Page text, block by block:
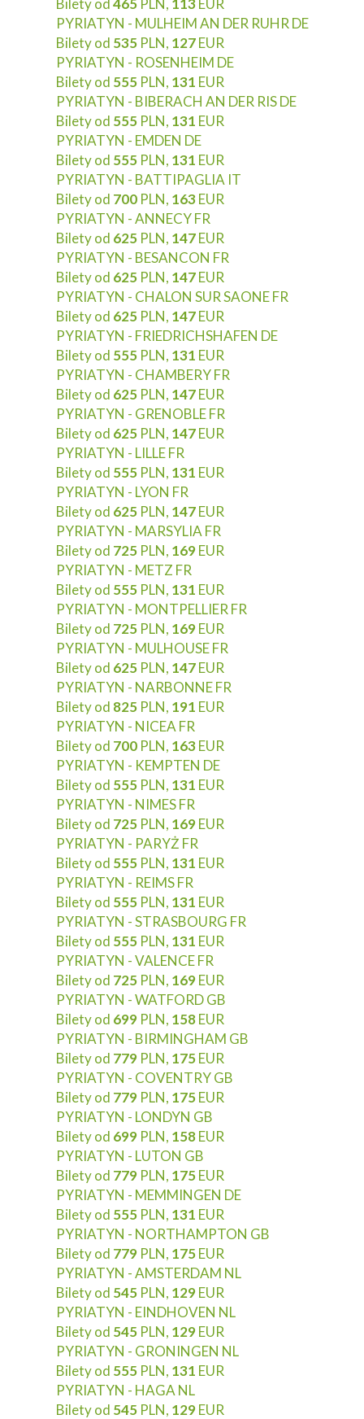
Bilety od 465 PLN, 113 EUR
PYRIATYN - MULHEIM AN DER RUHR DE
Bilety od 535 PLN, 127EUR
PYRIATYN - ROSENHEIM DE
Bilety od 555 PLN, 131 EUR
PYRIATYN - BIBERACH AN DER RIS DE
Bilety od 555 PLN, 131 EUR
PYRIATYN - EMDEN DE
Bilety od 555 PLN, 131 EUR
PYRIATYN - BATTIPAGLIA IT
Bilety od 700 PLN, 163EUR
PYRIATYN - ANNECY FR
Bilety od 625 PLN, 147EUR
PYRIATYN - BESANCON FR
Bilety od 625 PLN, 147EUR
PYRIATYN - CHALON SUR SAONE FR
Bilety od 625 PLN, 147EUR
PYRIATYN - FRIEDRICHSHAFEN DE
Bilety od 555 PLN, 131 EUR
PYRIATYN - CHAMBERY FR
Bilety od 625 PLN, 147EUR
PYRIATYN - GRENOBLE FR
Bilety od 625 PLN, 147EUR
PYRIATYN - LILLE FR
Bilety od 555 PLN, 131 EUR
PYRIATYN - LYON FR
Bilety od 625 PLN, 147EUR
PYRIATYN - MARSYLIA FR
Bilety od 725 PLN, 169EUR
PYRIATYN - METZ FR
Bilety od 555 PLN, 131 EUR
PYRIATYN - MONTPELLIER FR
Bilety od 725 PLN, 169EUR
PYRIATYN - MULHOUSE FR
Bilety od 625 PLN, 147EUR
PYRIATYN - NARBONNE FR
Bilety od 825 PLN, 191 EUR
PYRIATYN - NICEA FR
Bilety od 700 PLN, 163EUR
PYRIATYN - KEMPTEN DE
Bilety od 555 PLN, 131 EUR
PYRIATYN - NIMES FR
Bilety od 725 PLN, 169EUR
PYRIATYN - PARYŻ FR
Bilety od 555 PLN, 131 EUR
PYRIATYN - REIMS FR
Bilety od 555 PLN, 131 EUR
PYRIATYN - STRASBOURG FR
Bilety od 555 PLN, 131 EUR
PYRIATYN - VALENCE FR
Bilety od 725 PLN, 169EUR
PYRIATYN - WATFORD GB
Bilety od 699 PLN, 158EUR
PYRIATYN - BIRMINGHAM GB
Bilety od 779 PLN, 175EUR
PYRIATYN - COVENTRY GB
Bilety od 779 PLN, 175EUR
PYRIATYN - LONDYN GB
Bilety od 699 PLN, 158EUR
PYRIATYN - LUTON GB
Bilety od 779 PLN, 175EUR
PYRIATYN - MEMMINGEN DE
Bilety od 555 PLN, 131 EUR
PYRIATYN - NORTHAMPTON GB
Bilety od 779 PLN, 175EUR
PYRIATYN - AMSTERDAM NL
Bilety od 545 PLN, 129EUR
PYRIATYN - EINDHOVEN NL
Bilety od 545 PLN, 129EUR
PYRIATYN - GRONINGEN NL
Bilety od 555 PLN, 131 EUR
PYRIATYN - HAGA NL
Bilety od 545 PLN, 129EUR